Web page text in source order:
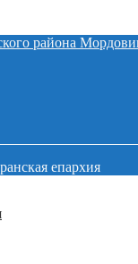
района
епархия